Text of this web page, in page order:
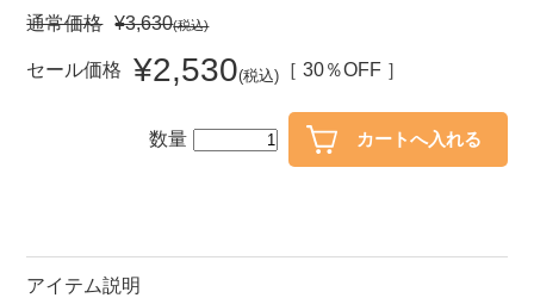
カレー皿・パスタ皿
中鉢
ポット 急須
通常価格 ¥3,630(税込)
セール価格 ¥2,530(税込) ［ 30％OFF ］
数量
アイテム説明